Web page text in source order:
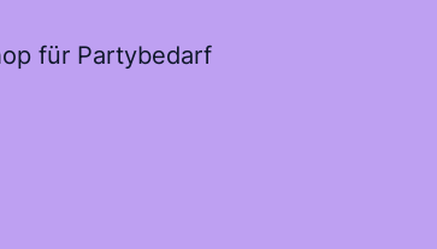
für Partybedarf